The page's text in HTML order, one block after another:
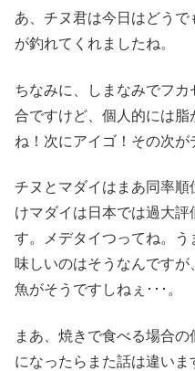
あ、チヌ君は今日はどう
が釣れてくれましたね。
ちなみに、しまなみでフ
合ですけど、個人的には
ね！次にアイゴ！その次が
チヌとマダイはまあ同率
けマダイは日本では過大評
す。メデタイつってね。
味しいのはそうなんです
魚がそうですしねぇ･･･。
まあ、焼きで食べる場合
になったらまた話は違いま